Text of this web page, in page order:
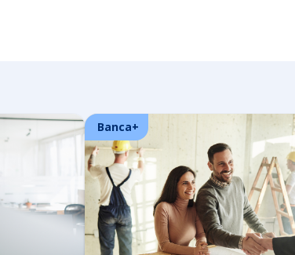
Banca+